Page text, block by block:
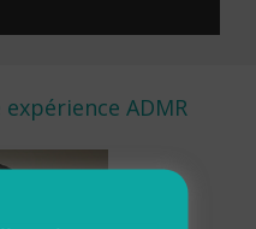
ADMR